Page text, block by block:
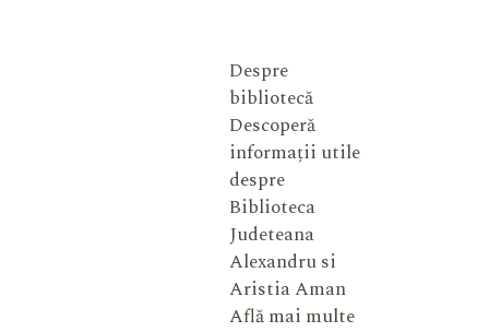
Despre
bibliotecă
Descoperă
informații utile
despre
Biblioteca
Judeteana
Alexandru si
Aristia Aman
Află mai multe